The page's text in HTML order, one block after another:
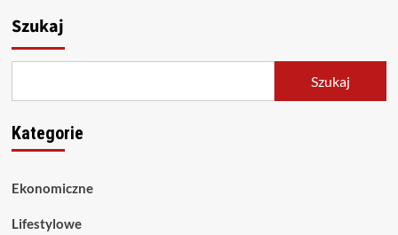
Szukaj
Szukaj
Kategorie
Ekonomiczne
Lifestylowe